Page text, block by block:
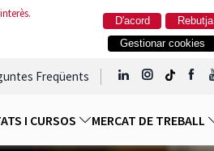
Rebutja
D'acord
Gestionar cookies
Freqüents
I CURSOS MERCAT DE TREBALL